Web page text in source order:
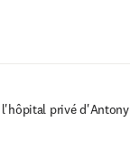
l'hôpital privé d'Antony